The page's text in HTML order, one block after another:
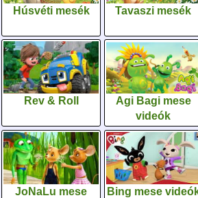
Húsvéti mesék Tavaszi mesék
Rev & Roll
Agi Bagi mese
videók
JoNaLu mese
Bing mese